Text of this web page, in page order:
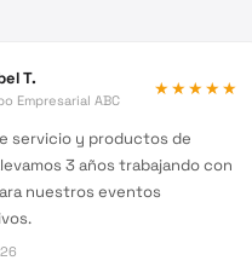
T.
Empresarial ABC
★★★★★
servicio y productos de
3 años trabajando con
nuestros eventos